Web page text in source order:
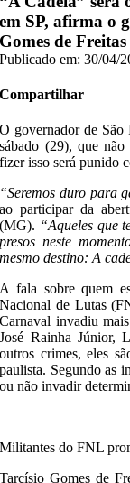
em SP, afirma o
Gomes de Freitas
Publicado em: 30/04/
Compartilhar
O governador de São
sábado (29), que
fizer isso será punido
“Seremos duro para
ao participar da
(MG). “Aqueles que
presos neste
mesmo destino: A
A fala sobre quem
Nacional de Lutas
Carnaval invadiu
José Rainha Júnior,
outros crimes, eles
paulista. Segundo as
ou não invadir
Militantes do FNL
Tarcísio Gomes de